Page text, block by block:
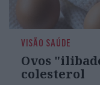
VISÃO SAÚDE
Ovos
colesterol